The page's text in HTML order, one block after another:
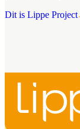
Dit is Lippe Project